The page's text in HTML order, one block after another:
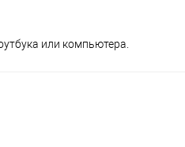
или компьютера.